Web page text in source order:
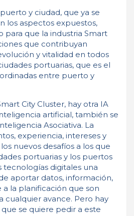
y ciudad, que ya se
los aspectos expuestos,
para que la industria Smart
que contribuyan
y vitalidad en todos
portuarias, que es el
entre puerto y
City Cluster, hay otra IA
artificial, también se
Asociativa. La
experiencia, intereses y
nuevos desafíos a los que
portuarias y los puertos
tecnologías digitales una
aportar datos, información,
la planificación que son
cualquier avance. Pero hay
se quiere pedir a este